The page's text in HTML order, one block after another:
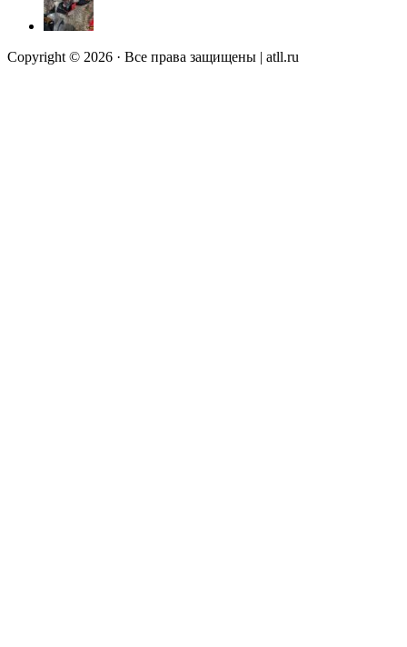
Copyright © 2026 · Все права защищены | atll.ru